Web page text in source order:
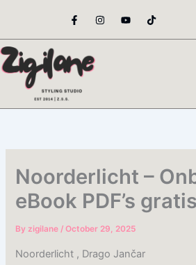
content
F
a
e
o
o
-
I
n
t
Y
o
t
T
i
t
Noorderlicht –
eBook PDF’s gratis
Byzigilane/October 29, 2025
Noorderlicht , Drago Jančar